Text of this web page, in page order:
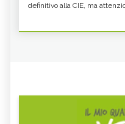
definitivo alla CIE, ma